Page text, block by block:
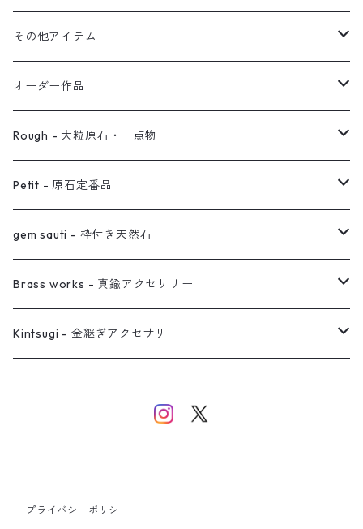
イヤーカフ
2連イヤーカフ
イヤリング対応
ノンホールピアス
オーダー用ページ
真鍮イヤーカフ
ブレスレット
バングル
その他アイテム
ブローチ
ヘアアクセサリー
オーダー作品
リング
ネックレス
ピアス
イヤーカフ
バングル
Rough - 大粒原石・一点物
ピアス
リング
ネックレス
イヤーカフ
Petit - 原石定番品
ピアス
リング
ネックレス
gem sauti - 枠付き天然石
ピアス
ネックレス
Brass works - 真鍮アクセサリー
リング
Kintsugi - 金継ぎアクセサリー
プライバシーポリシー